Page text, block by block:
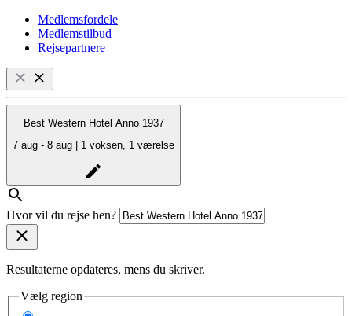
Medlemsfordele
Medlemstilbud
Rejsepartnere
Best Western Hotel Anno 1937
7 aug - 8 aug | 1 voksen, 1 værelse
Hvor vil du rejse hen?
Resultaterne opdateres, mens du skriver.
Vælg region